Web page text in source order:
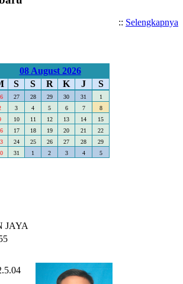
:: Selengkapnya
08 August 2026
S S R K J S
27 28 29 30 31
1
3 4 5 6 7
8
10 11 12 13 14
15
17 18 19 20 21
22
24 25 26 27 28
29
31 1 2 3 4 5
JAYA